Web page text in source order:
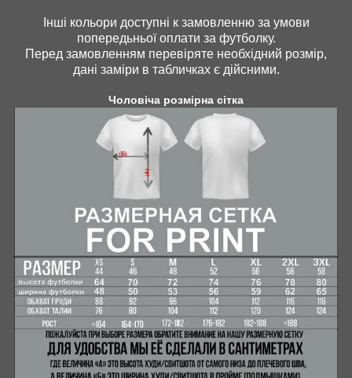
Інші кольори доступні к замовленню за умови
попередьньої оплати за футболку.
Перед замовленням перевіряте необхідний розмір,
дані заміри в табличках є дійсними.
Чоловіча розмірна сітка